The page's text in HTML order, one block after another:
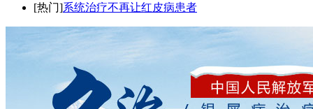
[热门]系统治疗不再让红皮病患者